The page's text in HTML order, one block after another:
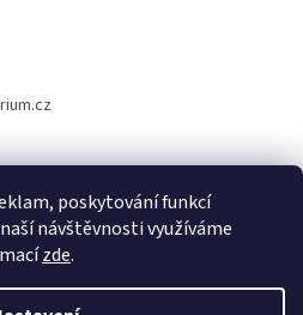
poskytování funkcí
návštěvnosti využíváme
zde.